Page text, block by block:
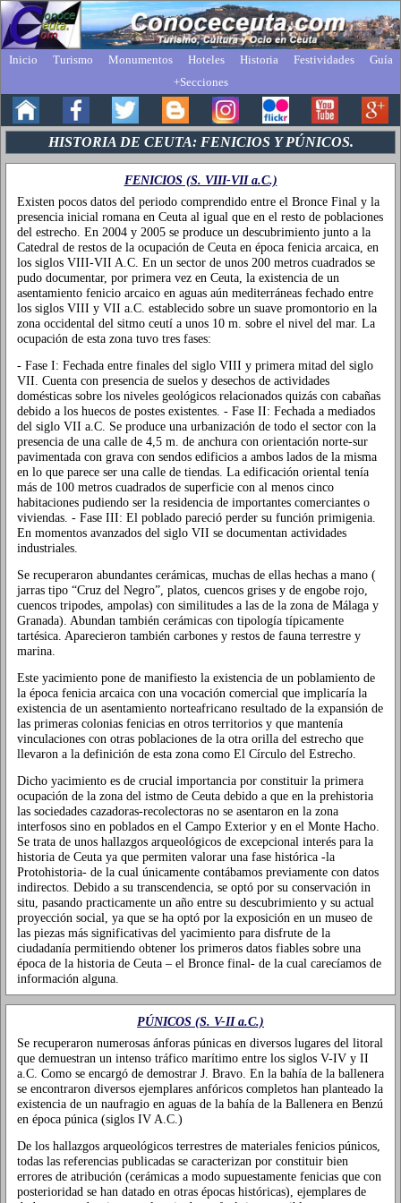
Inicio Turismo Monumentos Hoteles Historia Festividades
Guía
+Secciones
HISTORIA DE CEUTA: FENICIOS Y PÚNICOS.
FENICIOS (S. VIII-VII a.C.)
Existen pocos datos del periodo comprendido entre el Bronce Final y la
presencia inicial romana en Ceuta al igual que en el resto de poblaciones
del estrecho. En 2004 y 2005 se produce un descubrimiento junto a la
Catedral de restos de la ocupación de Ceuta en época fenicia arcaica, en
los siglos VIII-VII A.C. En un sector de unos 200 metros cuadrados se
pudo documentar, por primera vez en Ceuta, la existencia de un
asentamiento fenicio arcaico en aguas aún mediterráneas fechado entre
los siglos VIII y VII a.C. establecido sobre un suave promontorio en la
zona occidental del sitmo ceutí a unos 10 m. sobre el nivel del mar. La
ocupación de esta zona tuvo tres fases:
- Fase I: Fechada entre finales del siglo VIII y primera mitad del siglo
VII. Cuenta con presencia de suelos y desechos de actividades
domésticas sobre los niveles geológicos relacionados quizás con cabañas
debido a los huecos de postes existentes. - Fase II: Fechada a mediados
del siglo VII a.C. Se produce una urbanización de todo el sector con la
presencia de una calle de 4,5 m. de anchura con orientación norte-sur
pavimentada con grava con sendos edificios a ambos lados de la misma
en lo que parece ser una calle de tiendas. La edificación oriental tenía
más de 100 metros cuadrados de superficie con al menos cinco
habitaciones pudiendo ser la residencia de importantes comerciantes o
viviendas. - Fase III: El poblado pareció perder su función primigenia.
En momentos avanzados del siglo VII se documentan actividades
industriales.
Se recuperaron abundantes cerámicas, muchas de ellas hechas a mano (
jarras tipo “Cruz del Negro”, platos, cuencos grises y de engobe rojo,
cuencos tripodes, ampolas) con similitudes a las de la zona de Málaga y
Granada). Abundan también cerámicas con tipología típicamente
tartésica. Aparecieron también carbones y restos de fauna terrestre y
marina.
Este yacimiento pone de manifiesto la existencia de un poblamiento de
la época fenicia arcaica con una vocación comercial que implicaría la
existencia de un asentamiento norteafricano resultado de la expansión de
las primeras colonias fenicias en otros territorios y que mantenía
vinculaciones con otras poblaciones de la otra orilla del estrecho que
llevaron a la definición de esta zona como El Círculo del Estrecho.
Dicho yacimiento es de crucial importancia por constituir la primera
ocupación de la zona del istmo de Ceuta debido a que en la prehistoria
las sociedades cazadoras-recolectoras no se asentaron en la zona
interfosos sino en poblados en el Campo Exterior y en el Monte Hacho.
Se trata de unos hallazgos arqueológicos de excepcional interés para la
historia de Ceuta ya que permiten valorar una fase histórica -la
Protohistoria- de la cual únicamente contábamos previamente con datos
indirectos. Debido a su transcendencia, se optó por su conservación in
situ, pasando practicamente un año entre su descubrimiento y su actual
proyección social, ya que se ha optó por la exposición en un museo de
las piezas más significativas del yacimiento para disfrute de la
ciudadanía permitiendo obtener los primeros datos fiables sobre una
época de la historia de Ceuta – el Bronce final- de la cual carecíamos de
información alguna.
PÚNICOS (S. V-II a.C.)
Se recuperaron numerosas ánforas púnicas en diversos lugares del litoral
que demuestran un intenso tráfico marítimo entre los siglos V-IV y II
a.C. Como se encargó de demostrar J. Bravo. En la bahía de la ballenera
se encontraron diversos ejemplares anfóricos completos han planteado la
existencia de un naufragio en aguas de la bahía de la Ballenera en Benzú
en época púnica (siglos IV A.C.)
De los hallazgos arqueológicos terrestres de materiales fenicios púnicos,
todas las referencias publicadas se caracterizan por constituir bien
errores de atribución (cerámicas a modo supuestamente fenicias que con
posterioridad se han datado en otras épocas históricas), ejemplares de